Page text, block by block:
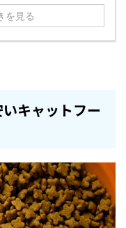
を見る
キャットフー